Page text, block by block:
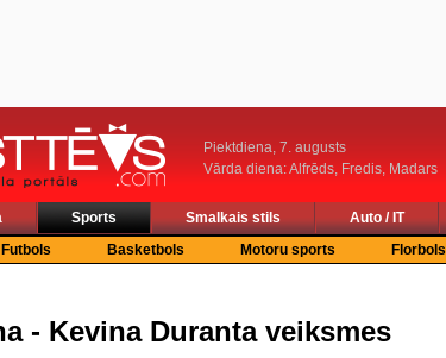
Piektdiena, 7. augusts
Vārda diena: Alfrēds, Fredis, Madars
Sports Smalkais stils Auto / IT
Futbols Basketbols Motoru sports Florbols
- Kevina Duranta veiksmes